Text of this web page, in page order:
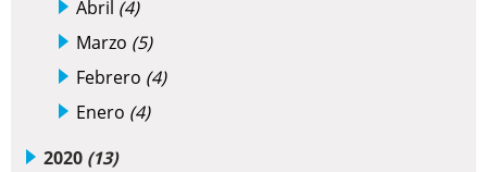
Abril (4)
Marzo (5)
Febrero (4)
Enero (4)
2020 (13)